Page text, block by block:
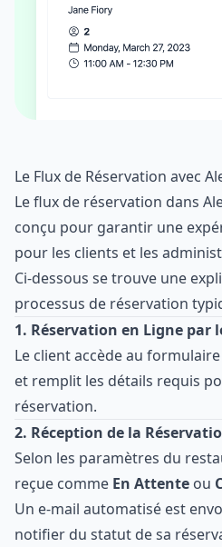
Le Flux de Réservation avec
Le flux de réservation dans
conçu pour garantir une
pour les clients et les
Ci-dessous se trouve une
processus de réservation
1. Réservation en Ligne par
Le client accède au
et remplit les détails requis
réservation.
2. Réception de la
Selon les paramètres du
reçue comme En Attente ou
Un e-mail automatisé est
notifier du statut de sa